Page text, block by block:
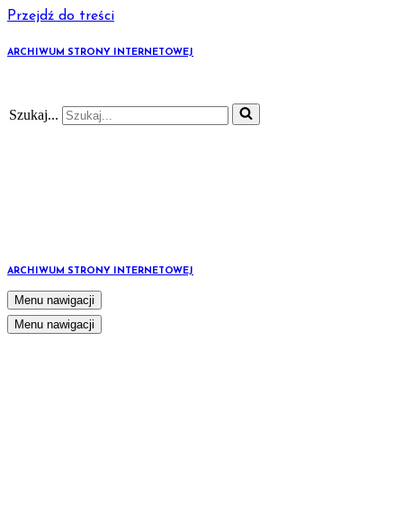
Przejdź do treści
ARCHIWUM STRONY INTERNETOWEJ
Szukaj...
Menu nawigacji
ARCHIWUM STRONY INTERNETOWEJ
Menu nawigacji